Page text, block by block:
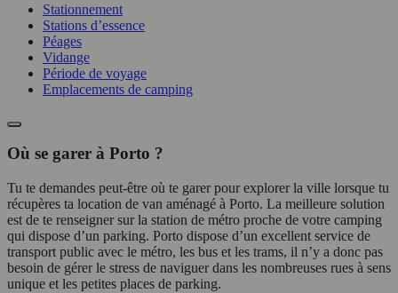
Stationnement
Stations d’essence
Péages
Vidange
Période de voyage
Emplacements de camping
Où se garer à Porto ?
Tu te demandes peut-être où te garer pour explorer la ville lorsque tu
récupères ta location de van aménagé à Porto. La meilleure solution
est de te renseigner sur la station de métro proche de votre camping
qui dispose d’un parking. Porto dispose d’un excellent service de
transport public avec le métro, les bus et les trams, il n’y a donc pas
besoin de gérer le stress de naviguer dans les nombreuses rues à sens
unique et les petites places de parking.